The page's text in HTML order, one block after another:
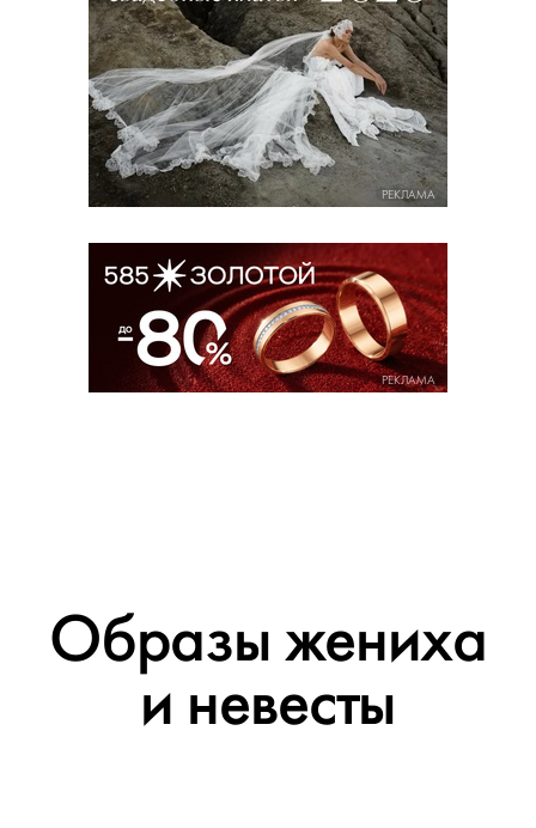
РЕКЛАМА
РЕКЛАМА
Образы жениха
и невесты